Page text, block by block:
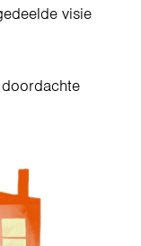
visie